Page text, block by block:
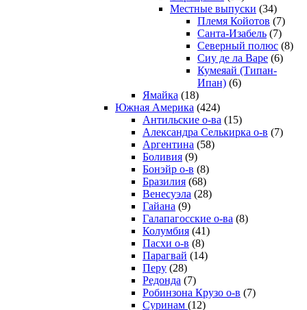
Местные выпуски (34)
Племя Койотов (7)
Санта-Изабель (7)
Северный полюс (8)
Сиу де ла Варе (6)
Кумеяай (Типан-
Ипан) (6)
Ямайка (18)
Южная Америка (424)
Антильские о-ва (15)
Александра Селькирка о-в (7)
Аргентина (58)
Боливия (9)
Бонэйр о-в (8)
Бразилия (68)
Венесуэла (28)
Гайана (9)
Галапагосские о-ва (8)
Колумбия (41)
Пасхи о-в (8)
Парагвай (14)
Перу (28)
Редонда (7)
Робинзона Крузо о-в (7)
Суринам (12)